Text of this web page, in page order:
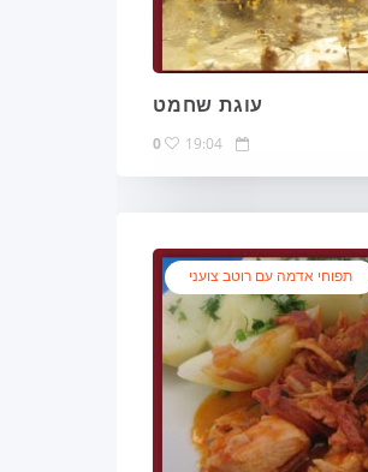
עוגת שחמט
19:04
0
תפוחי אדמה עם רוטב צועני